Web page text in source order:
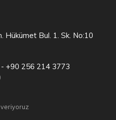
Hükümet Bul. 1. Sk. No:10
+90 256 214 3773
veriyoruz